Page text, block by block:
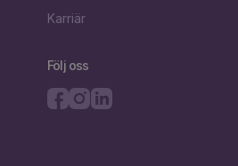
Karriär
Följ oss